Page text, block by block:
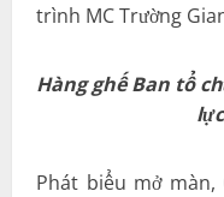
trình MC Trường
Hàng ghế Ban tổ
Phát biểu mở